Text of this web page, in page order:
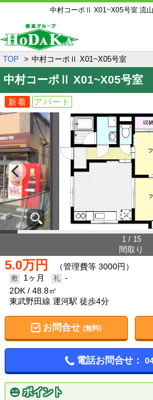
中村コーポⅡ X01~X05号室 流
TOP 中村コーポⅡ X01~X05号室
中村コーポⅡ X01~X05号室
新着 アパート
1 / 15
間取り
5.0万円 （管理費等 3000円）
1ヶ月
-
2DK
48.8㎡
東武野田線 運河駅 徒歩4分
お問合せ (無料)
電話お問合せ：
ポイント